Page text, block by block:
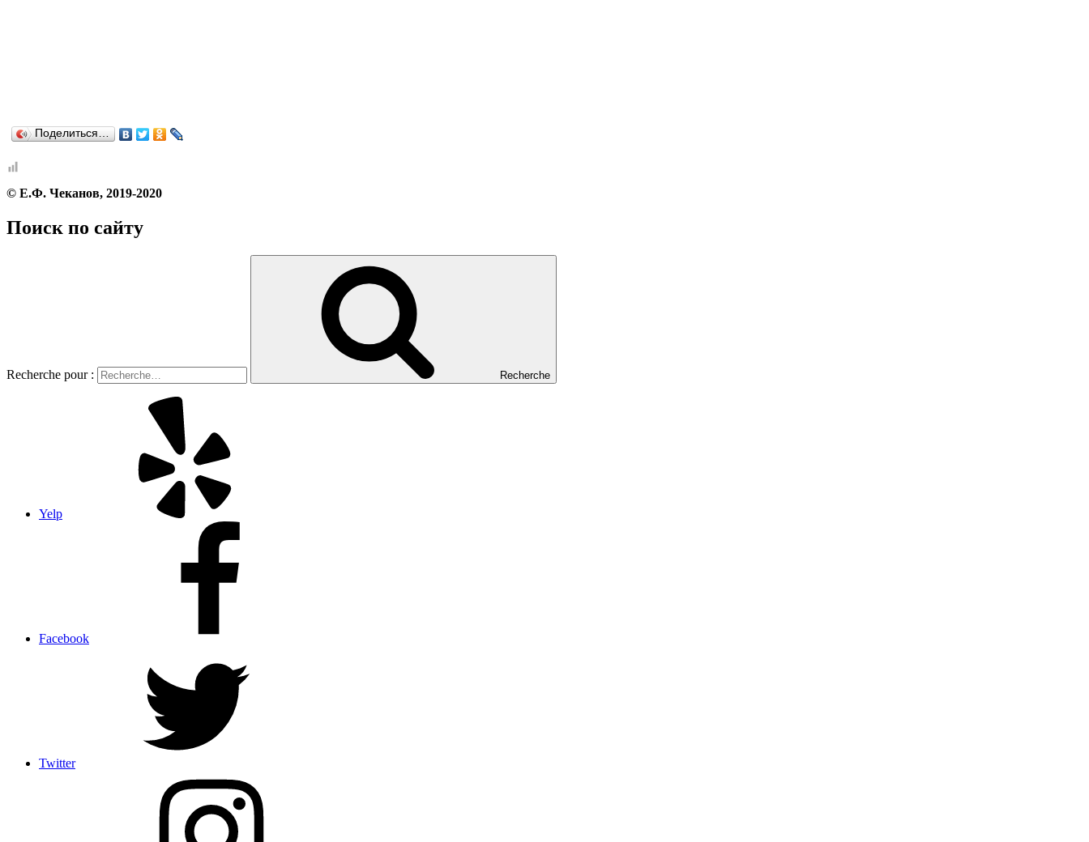
Поделиться…
© Е.Ф. Чеканов, 2019-2020
Поиск по сайту
Recherche pour : Recherche
Yelp
Facebook
Twitter